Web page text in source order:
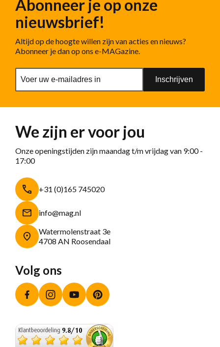
Abonneer je op onze
nieuwsbrief!
Altijd op de hoogte willen zijn van acties en nieuws?
Abonneer je dan op ons e-MAGazine.
Inschrijven
We zijn er voor jou
Onze openingstijden zijn maandag t/m vrijdag van 9:00 -
17:00
+31 (0)165 745020
info@mag.nl
Watermolenstraat 3e
4708 AN Roosendaal
Volg ons
FacebookInstagramYouTube